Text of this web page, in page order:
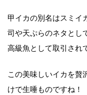
甲イカの別名はスミイ
司や天ぷらのネタとし
高級魚として取引され
この美味しいイカを贅
けで生唾ものですね！